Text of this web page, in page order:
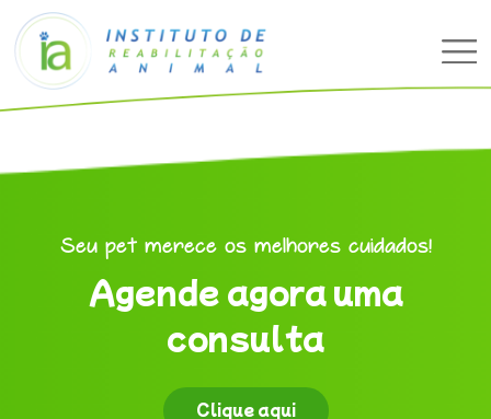
Seu pet merece os melhores cuidados!
Agende agora uma
consulta
Clique aqui